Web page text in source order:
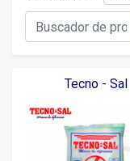
Tecno - Sal